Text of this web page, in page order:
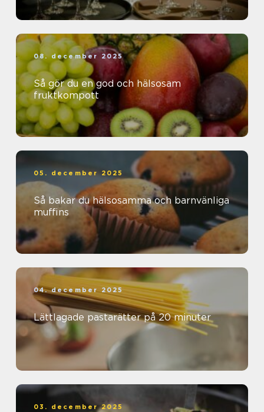
08. december 2025
Så gör du en god och hälsosam
fruktkompott
05. december 2025
Så bakar du hälsosamma och barnvänliga
muffins
04. december 2025
Lättlagade pastarätter på 20 minuter
03. december 2025